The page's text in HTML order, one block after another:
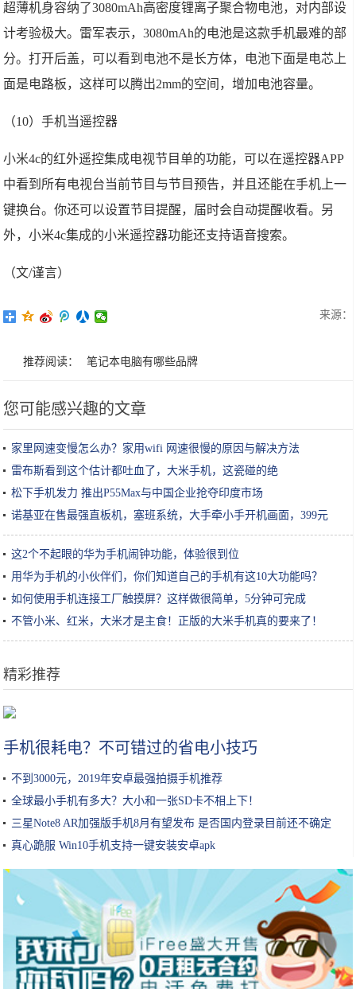
超薄机身容纳了3080mAh高密度锂离子聚合物电池，对内部设
计考验极大。雷军表示，3080mAh的电池是这款手机最难的部
分。打开后盖，可以看到电池不是长方体，电池下面是电芯上
面是电路板，这样可以腾出2mm的空间，增加电池容量。
（10）手机当遥控器
小米4c的红外遥控集成电视节目单的功能，可以在遥控器APP
中看到所有电视台当前节目与节目预告，并且还能在手机上一
键换台。你还可以设置节目提醒，届时会自动提醒收看。另
外，小米4c集成的小米遥控器功能还支持语音搜索。
（文/谨言）
来源：
推荐阅读： 笔记本电脑有哪些品牌
您可能感兴趣的文章
家里网速变慢怎么办？家用wifi 网速很慢的原因与解决方法
雷布斯看到这个估计都吐血了，大米手机，这瓷碰的绝
松下手机发力 推出P55Max与中国企业抢夺印度市场
诺基亚在售最强直板机，塞班系统，大手牵小手开机画面，399元
​这2个不起眼的华为手机闹钟功能，体验很到位
用华为手机的小伙伴们，你们知道自己的手机有这10大功能吗？
如何使用手机连接工厂触摸屏？这样做很简单，5分钟可完成
不管小米、红米，大米才是主食！正版的大米手机真的要来了！
精彩推荐
手机很耗电？不可错过的省电小技巧
不到3000元，2019年安卓最强拍摄手机推荐
全球最小手机有多大？大小和一张SD卡不相上下！
三星Note8 AR加强版手机8月有望发布 是否国内登录目前还不确定
真心跪服 Win10手机支持一键安装安卓apk